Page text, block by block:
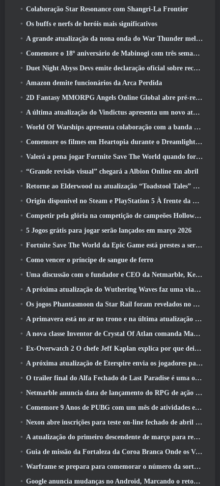
Colaboração Star Resonance com Shangri-La Frontier
Os buffs e nerfs de heróis mais significativos
A grande atualização da nona onda do War Thunder melhora a aparência das batalhas navais com visuais aquáticos aprimorados
Comemore o 18º aniversário de Mabinogi com três semanas de eventos e recompensas
Duet Night Abyss Devs emite declaração oficial sobre recente incidente de malware após atualização do jogo
Amazon demite funcionários da Arca Perdida
2D Fantasy MMORPG Angels Online Global abre pré-registro
A última atualização do Vindictus apresenta um novo ataque onde os jogadores enfrentarão o Guardião de Caliburn
World Of Warships apresenta colaboração com a banda sueca de heavy metal Sabaton
Comemore os filmes em Heartopia durante o Dreamlight Cinematics Festival
Valerá a pena jogar Fortnite Save The World quando for grátis?
“Grande revisão visual” chegará a Albion Online em abril
Retorne ao Elderwood na atualização “Toadstool Tales” de Palia
Origin disponível no Steam e PlayStation 5 À frente da marcha 23 Lançar
Competir pela glória na competição de campeões Hollow de New Eridu na próxima atualização do Zenless Zone Zero
5 Jogos grátis para jogar serão lançados em março 2026
Fortnite Save The World da Epic Game está prestes a ser gratuito para jogar
Como vencer o príncipe de sangue de ferro
Uma discussão com o fundador e CEO da Netmarble, Ken Kim, sobre a MONGIL: Mergulho nas Estrelas
A próxima atualização do Wuthering Waves faz uma viagem ao “lado negro”
Os jogos Phantasmoon da Star Rail foram revelados no 4.1 Programa Especial
A primavera está no ar no trono e na última atualização do Liberty
A nova classe Inventor de Crystal Of Atlan comanda Magitech Mechs em batalha
Ex-Overwatch 2 O chefe Jeff Kaplan explica por que deixou a Blizzard
A próxima atualização de Eterspire envia os jogadores para as minas anãs
O trailer final do Alfa Fechado de Last Paradise é uma obra de arte pequena, mas aterrorizante
Netmarble anuncia data de lançamento do RPG de ação para domar monstros Mongil: Mergulho nas Estrelas
Comemore 9 Anos de PUBG com um mês de atividades especiais
Nexon abre inscrições para teste on-line fechado de abril do MapleStory Classic World
A atualização do primeiro descendente de março para reequilibrar Sharen e também introduzir novo conteúdo
Guia de missão da Fortaleza da Coroa Branca Onde os Ventos Encontram
Warframe se prepara para comemorar o número da sorte 13 Com eventos de aniversário
Google anuncia mudanças no Android, Marcando o retorno do Fortnite à Play Store